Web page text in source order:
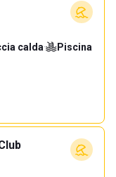
calda·
Piscina